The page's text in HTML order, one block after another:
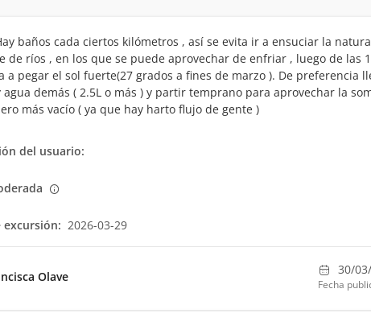
baños cada ciertos kilómetros , así se evita ir a ensuciar la
de ríos , en los que se puede aprovechar de enfriar , luego de las
a pegar el sol fuerte(27 grados a fines de marzo ). De preferencia
agua demás ( 2.5L o más ) y partir temprano para aprovechar la
más vacío ( ya que hay harto flujo de gente )
del usuario:
excursión: 2026-03-29
Olave 30/
Fecha